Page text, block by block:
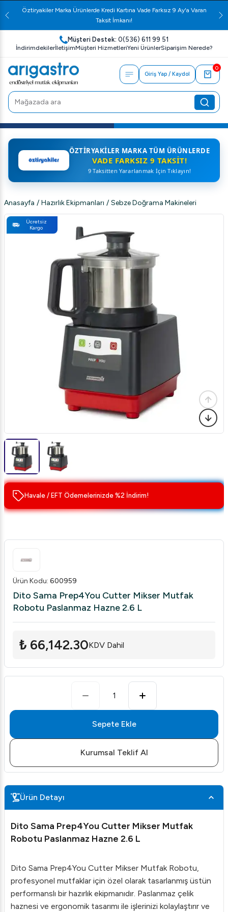
Öztiryakiler Marka Ürünlerde Kredi Kartına Vade Farksız 9 Ay'a Varan
Taksit İmkanı!
Müşteri Destek: 0(536) 611 99 51
İndirimdekilerİletişimMüşteri HizmetleriYeni ÜrünlerSiparişim Nerede?
Giriş Yap / Kaydol
0
ÖZTIRYAKILER MARKA TÜM ÜRÜNLERDE
VADE FARKSIZ 9 TAKSIT!
9 Taksitten Yararlanmak İçin Tıklayın!
Anasayfa / Hazırlık Ekipmanları / Sebze Doğrama Makineleri
Ücretsiz
Kargo
Havale / EFT Ödemelerinizde %2 İndirim!
Ürün Kodu: 600959
Dito Sama Prep4You Cutter Mikser Mutfak
Robotu Paslanmaz Hazne 2.6 L
₺ 66,142.30KDV Dahil
1
Sepete Ekle
Kurumsal Teklif Al
Ürün Detayı
Dito Sama Prep4You Cutter Mikser Mutfak
Robotu Paslanmaz Hazne 2.6 L
Dito Sama Prep4You Cutter Mikser Mutfak Robotu,
profesyonel mutfaklar için özel olarak tasarlanmış üstün
performanslı bir hazırlık ekipmanıdır. Paslanmaz çelik
haznesi ve ergonomik tasarımı ile işlerinizi kolaylaştırır ve